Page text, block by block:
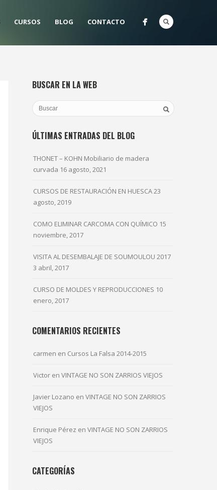
CURSOS BLOG CONTACTO
BUSCAR EN LA WEB
ÚLTIMAS ENTRADAS DEL BLOG
THONET – KOHN Mobiliario de madera
curvada 16 agosto, 2021
CURSOS DE RESTAURACIÓN EN HUESCA23
agosto, 2019
COMO ELIMINAR CARCOMA CON QUÍMICO 15
noviembre, 2017
VISITA AL DESEMBALAJE DE SOUMOULOU 2017
3 abril, 2017
CURSO DE MOLDES Y REPRODUCCIONES 10
enero, 2017
COMENTARIOS RECIENTES
carmen en Cursos La Falsa 2014-2015
Victor enVINTAGE NO SON ZARRIOS VIEJOS
Javier Lozano enVINTAGE NO SON ZARRIOS
VIEJOS
Enrique Pérez enVINTAGE NO SON ZARRIOS
VIEJOS
CATEGORÍAS